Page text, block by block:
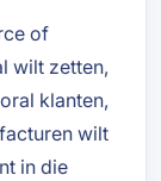
of
wilt zetten,
klanten,
wilt
in die